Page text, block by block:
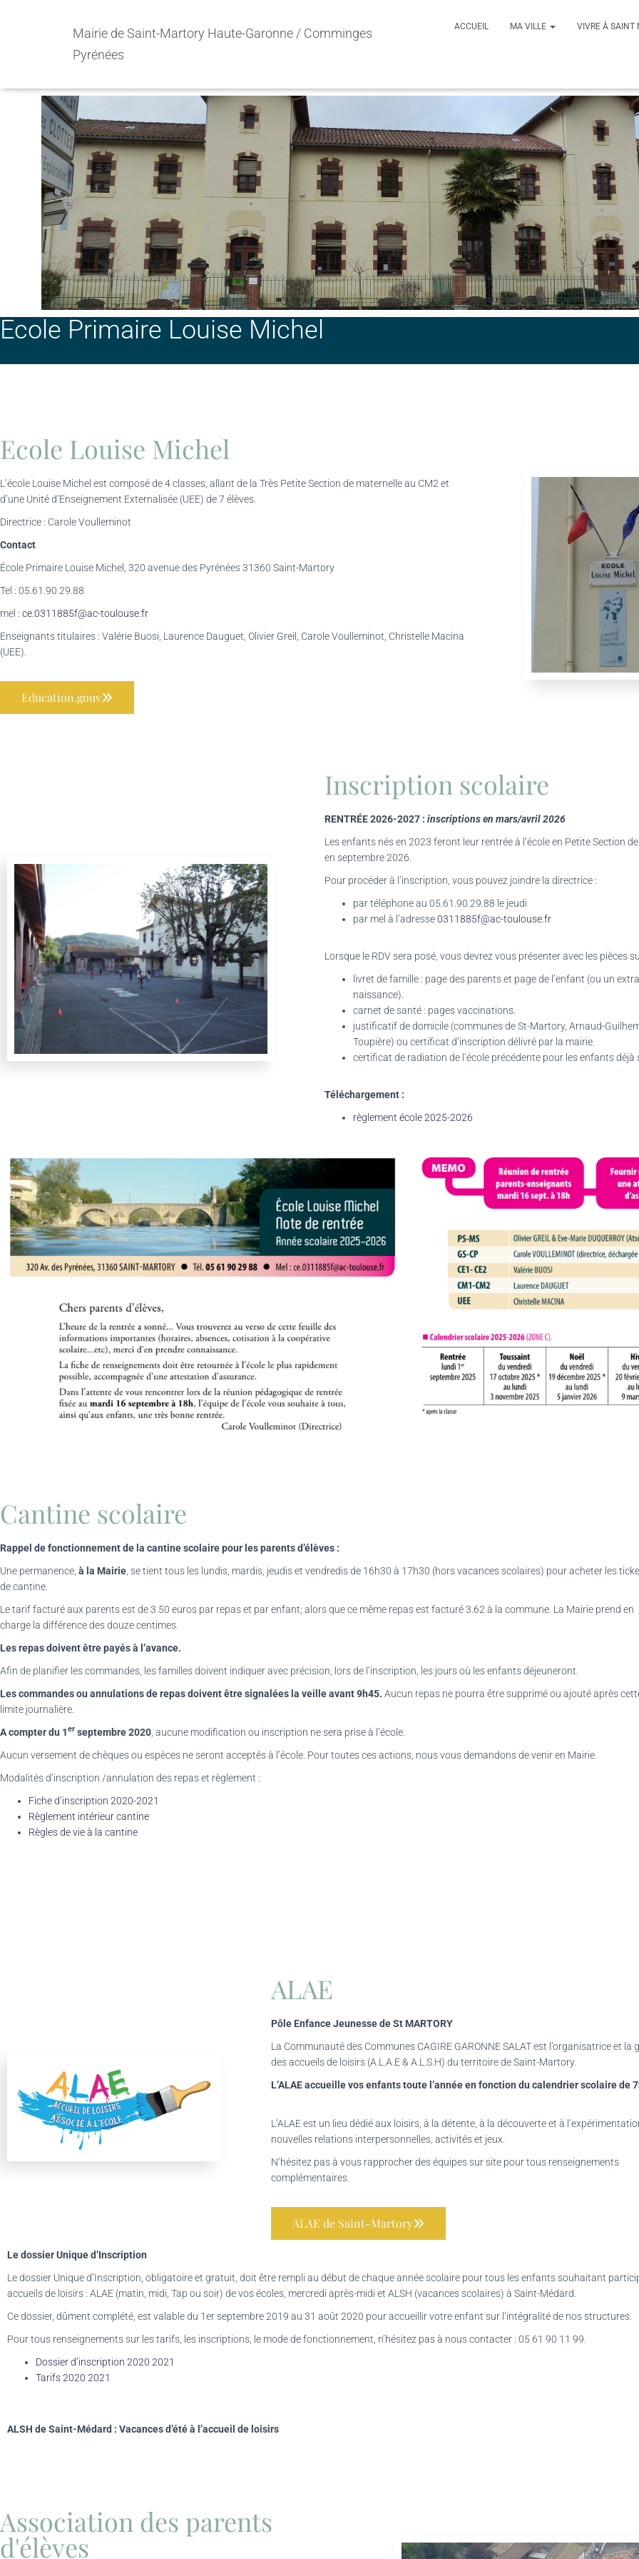
Mairie de Saint-Martory Haute-Garonne / Comminges
Pyrénées
ACCUEIL MA VILLE VIVRE À SAINT
Ecole Primaire Louise Michel
Ecole Louise Michel
L’école Louise Michel est composé de 4 classes, allant de la Très Petite Section de maternelle au CM2 et
d’une Unité d’Enseignement Externalisée (UEE) de 7 élèves.
Directrice : Carole Voulleminot
Contact
École Primaire Louise Michel, 320 avenue des Pyrénées 31360 Saint-Martory
Tel : 05.61.90.29.88
mel : ce.0311885f@ac-toulouse.fr
Enseignants titulaires : Valérie Buosi, Laurence Dauguet, Olivier Greil, Carole Voulleminot, Christelle Macina
(UEE).
Education.gouv
Inscription scolaire
RENTRÉE 2026-2027 : inscriptions en mars/avril 2026
Les enfants nés en 2023 feront leur rentrée à l’école en Petite Section
en septembre 2026.
Pour procéder à l’inscription, vous pouvez joindre la directrice :
par téléphone au 05.61.90.29.88 le jeudi
par mel à l’adresse0311885f@ac-toulouse.fr
Lorsque le RDV sera posé, vous devrez vous présenter avec les pièces
livret de famille : page des parents et page de l’enfant (ou un
naissance).
carnet de santé : pages vaccinations.
justificatif de domicile (communes de St-Martory, Arnaud-
Toupière) ou certificat d’inscription délivré par la mairie.
certificat de radiation de l’école précédente pour les enfants déjà
Téléchargement :
règlement école 2025-2026
Cantine scolaire
Rappel de fonctionnement de la cantine scolaire pour les parents d’élèves :
Une permanence, à la Mairie , se tient tous les lundis, mardis, jeudis et vendredis de 16h30 à 17h30 (hors vacances scolaires) pour acheter les
de cantine.
Le tarif facturé aux parents est de 3.50 euros par repas et par enfant; alors que ce même repas est facturé 3.62 à la commune. La Mairie prend en
charge la différence des douze centimes.
Les repas doivent être payés à l’avance.
Afin de planifier les commandes, les familles doivent indiquer avec précision, lors de l’inscription, les jours où les enfants déjeuneront.
Les commandes ou annulations de repas doivent être signalées la veille avant 9h45. Aucun repas ne pourra être supprimé ou ajouté après
limite journalière.
A compter du 1er septembre 2020 , aucune modification ou inscription ne sera prise à l’école.
Aucun versement de chèques ou espèces ne seront acceptés à l’école. Pour toutes ces actions, nous vous demandons de venir en Mairie.
Modalités d’inscription /annulation des repas et règlement :
Fiche d’inscription 2020-2021
Règlement intérieur cantine
Règles de vie à la cantine
ALAE
Pôle Enfance Jeunesse de St MARTORY
La Communauté des Communes CAGIRE GARONNE SALAT est l’organisatrice et la
des accueils de loisirs (A.L.A.E & A.L.S.H) du territoire de Saint-Martory.
L’ALAE accueille vos enfants toute l’année en fonction du calendrier scolaire de
L’ALAE est un lieu dédié aux loisirs, à la détente, à la découverte et à
nouvelles relations interpersonnelles, activités et jeux.
N’hésitez pas à vous rapprocher des équipes sur site pour tous renseignements
complémentaires.
ALAE de Saint-Martory
Le dossier Unique d’Inscription
Le dossier Unique d’Inscription, obligatoire et gratuit, doit être rempli au début de chaque année scolaire pour tous les enfants souhaitant
accueils de loisirs : ALAE (matin, midi, Tap ou soir) de vos écoles, mercredi après-midi et ALSH (vacances scolaires) à Saint-Médard.
Ce dossier, dûment complété, est valable du 1er septembre 2019 au 31 août 2020 pour accueillir votre enfant sur l’intégralité de nos structures.
Pour tous renseignements sur les tarifs, les inscriptions, le mode de fonctionnement, n’hésitez pas à nous contacter : 05 61 90 11 99.
Dossier d’inscription 2020 2021
Tarifs 2020 2021
ALSH de Saint-Médard : Vacances d’été à l’accueil de loisirs
Association des parents
d'élèves